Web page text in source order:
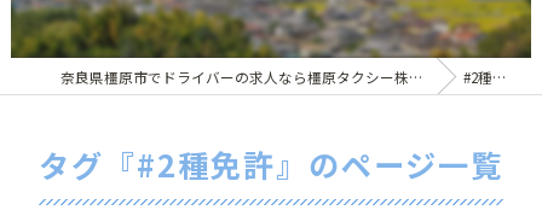
奈良県橿原市でドライバーの求人なら橿原タクシー株式会社 #2種免許
タグ『#2種免許』のページ一覧